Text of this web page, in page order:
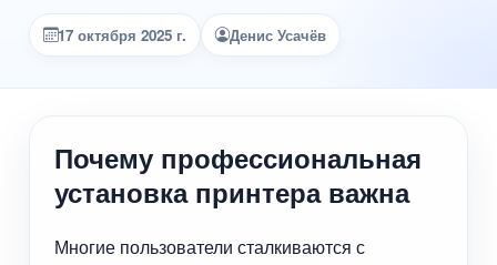
17 октября 2025 г. Денис Усачёв
Почему профессиональная
установка принтера важна
Многие пользователи сталкиваются с